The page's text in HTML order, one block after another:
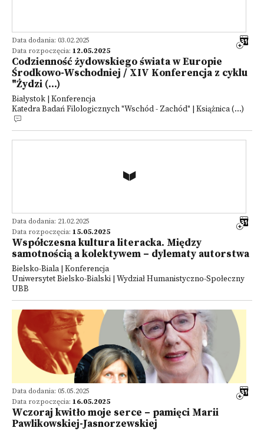
Data dodania: 03.02.2025
Data rozpoczęcia: 12.05.2025
Codzienność żydowskiego świata w Europie
Środkowo-Wschodniej / XIV Konferencja z cyklu
"Żydzi (...)
Białystok | Konferencja
Katedra Badań Filologicznych "Wschód - Zachód" | Książnica (...)
Data dodania: 21.02.2025
Data rozpoczęcia: 15.05.2025
Współczesna kultura literacka. Między
samotnością a kolektywem – dylematy autorstwa
Bielsko-Biala | Konferencja
Uniwersytet Bielsko-Bialski | Wydział Humanistyczno-Społeczny
UBB
Data dodania: 05.05.2025
Data rozpoczęcia: 16.05.2025
Wczoraj kwitło moje serce – pamięci Marii
Pawlikowskiej-Jasnorzewskiej